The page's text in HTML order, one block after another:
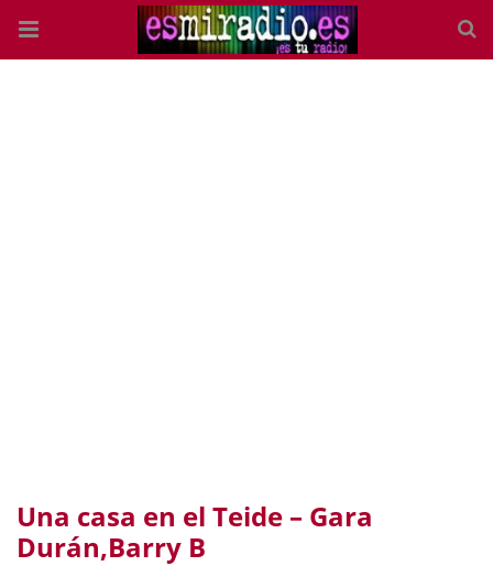
Una casa en el Teide – Gara
Durán,Barry B